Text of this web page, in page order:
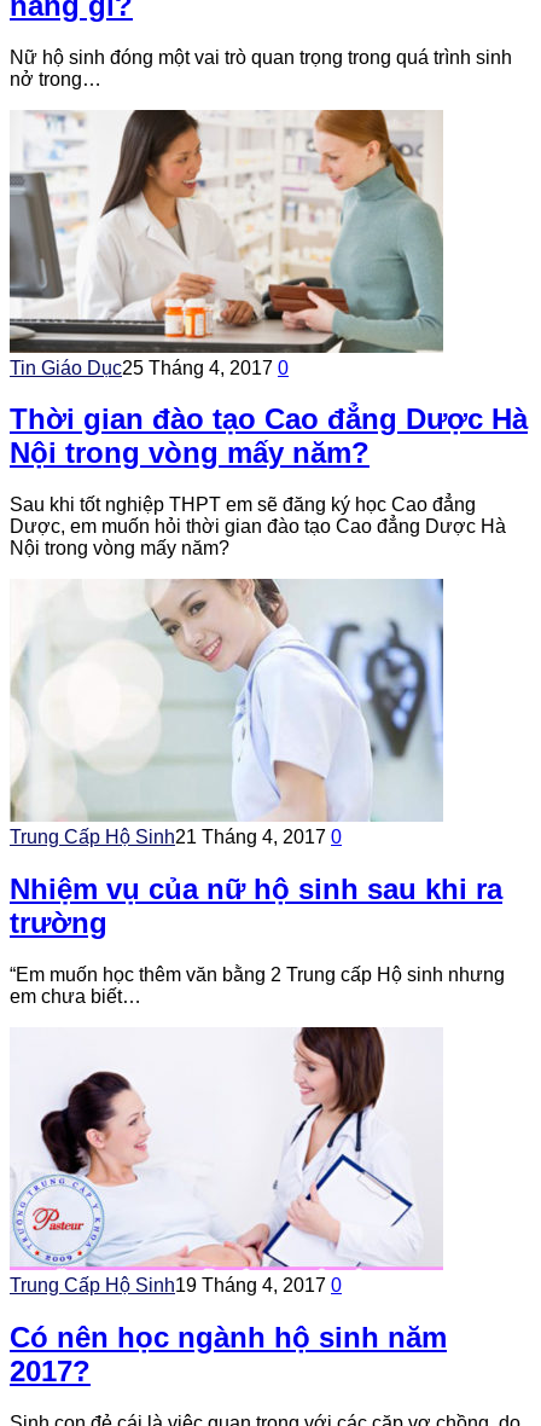
Nữ hộ sinh đóng một vai trò quan trọng trong quá trình sinh
nở trong…
Tin Giáo Dục25 Tháng 4, 2017 0
Thời gian đào tạo Cao đẳng Dược Hà
Nội trong vòng mấy năm?
Sau khi tốt nghiệp THPT em sẽ đăng ký học Cao đẳng
Dược, em muốn hỏi thời gian đào tạo Cao đẳng Dược Hà
Nội trong vòng mấy năm?
Trung Cấp Hộ Sinh21 Tháng 4, 2017 0
Nhiệm vụ của nữ hộ sinh sau khi ra
trường
“Em muốn học thêm văn bằng 2 Trung cấp Hộ sinh nhưng
em chưa biết…
Trung Cấp Hộ Sinh19 Tháng 4, 2017 0
Có nên học ngành hộ sinh năm
2017?